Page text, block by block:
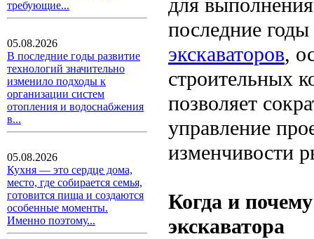
требующие...
05.08.2026
В последние годы развитие
технологий значительно
изменило подходы к
организации систем
отопления и водоснабжения
в...
05.08.2026
Кухня — это сердце дома,
место, где собирается семья,
готовится пища и создаются
особенные моменты.
Именно поэтому...
для
последние
экскаваторов,
строительных
позволяет
управление
изменчивости
Когда и
экскаватора